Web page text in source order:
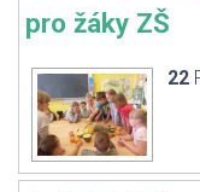
pro žáky ZŠ
22